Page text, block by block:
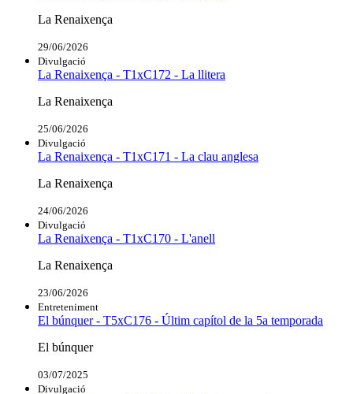
La Renaixença
29/06/2026
Divulgació
La Renaixença - T1xC172 - La llitera
La Renaixença
25/06/2026
Divulgació
La Renaixença - T1xC171 - La clau anglesa
La Renaixença
24/06/2026
Divulgació
La Renaixença - T1xC170 - L'anell
La Renaixença
23/06/2026
Entreteniment
El búnquer - T5xC176 - Últim capítol de la 5a temporada
El búnquer
03/07/2025
Divulgació